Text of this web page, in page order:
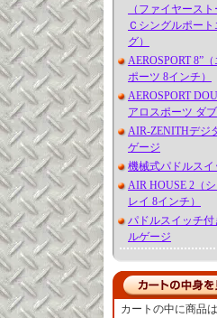
（ファイヤース
Ｃシングルポート
グ）
AEROSPORT 8”
ポーツ 8インチ）
AEROSPORT
アロスポーツ ダブ
AIR-ZENITHデジ
ゲージ
機械式パドルスイ
AIR HOUSE 2（
レイ 8インチ）
パドルスイッチ付
ルゲージ
カートの中に商品